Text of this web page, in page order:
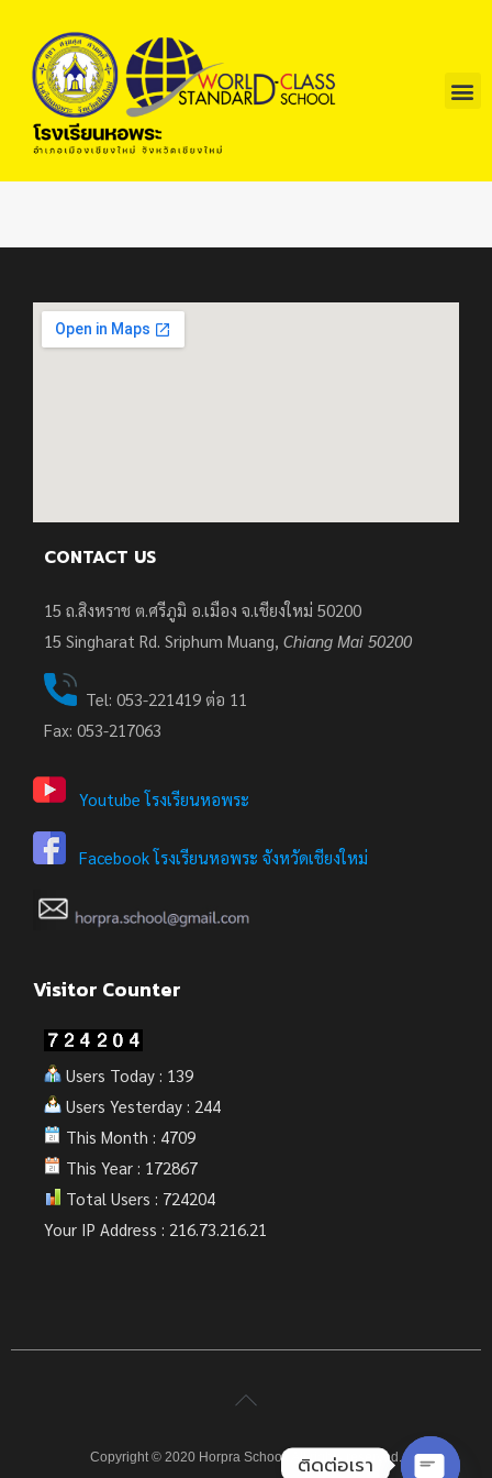
CONTACT US
15 ถ.สิงหราช ต.ศรีภูมิ อ.เมือง จ.เชียงใหม่ 50200
15 Singharat Rd. Sriphum Muang, Chiang Mai 50200
Tel: 053-221419 ต่อ 11
Fax: 053-217063
Youtube โรงเรียนหอพระ
Facebook โรงเรียนหอพระ จังหวัดเชียงใหม่
Visitor Counter
Users Today : 139
Users Yesterday : 244
This Month : 4709
This Year : 172867
Total Users : 724204
Your IP Address : 216.73.216.21
Copyright © 2020 Horpra School. All rights reserved.
ติดต่อเรา